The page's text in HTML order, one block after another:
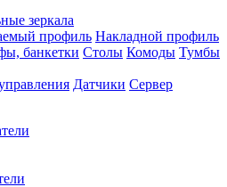
зеркала
профиль Накладной профиль
банкетки Столы Комоды Тумбы
Датчики Сервер